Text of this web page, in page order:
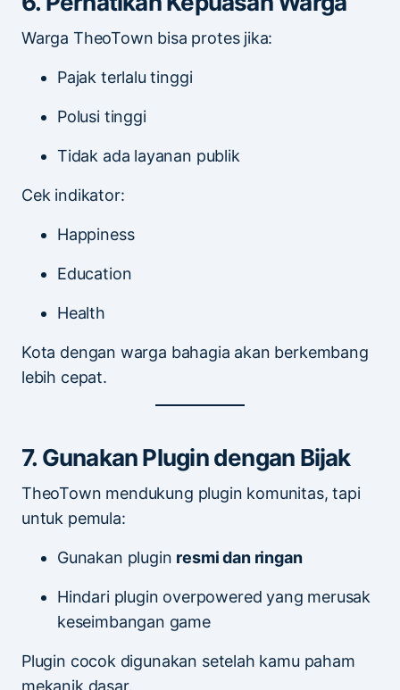
Warga TheoTown bisa protes jika:
Pajak terlalu tinggi
Polusi tinggi
Tidak ada layanan publik
Cek indikator:
Happiness
Education
Health
Kota dengan warga bahagia akan berkembang
lebih cepat.
7. Gunakan Plugin dengan Bijak
TheoTown mendukung plugin komunitas, tapi
untuk pemula:
Gunakan plugin resmi dan ringan
Hindari plugin overpowered yang merusak
keseimbangan game
Plugin cocok digunakan setelah kamu paham
mekanik dasar.